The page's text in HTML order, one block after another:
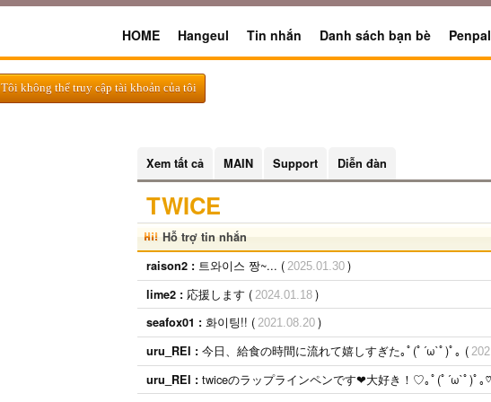
HOME Hangeul Tin nhắn Danh sách bạn bè Penpal
Tôi không thể truy cập tài khoản của tôi
Xem tất cả MAIN Support Diễn đàn
TWICE
Hỗ trợ tin nhắn
raison2 : 트와이스 짱~... ( 2025.01.30 )
lime2 : 応援します ( 2024.01.18 )
seafox01 : 화이팅!! ( 2021.08.20 )
uru_REI : 今日、給食の時間に流れて嬉しすぎた｡ﾟ(ﾟ´ω`ﾟ)ﾟ｡ (
uru_REI : twiceのラップラインペンです❤︎大好き！♡｡ﾟ(ﾟ´ω`ﾟ)ﾟ｡